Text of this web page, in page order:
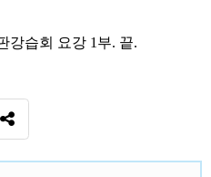
강습회 요강 1 부. 끝.
SNS 공유